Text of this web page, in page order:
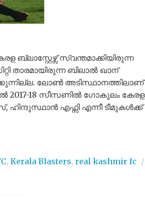
ബ്ലാസ്റ്റേഴ്സ് സ്വന്തമാക്കിയിരുന്ന
താരമായിരുന്ന ബിലാൽ ഖാന്
ലോൺ അടിസ്ഥാനത്തിലാണ്
2017-18 സീസണിൽ ഗോകുലം കേരള
ഹിന്ദുസ്ഥാൻ എഫ്സി എന്നീ ടീമുകൾക്ക്
, Kerala Blasters, real kashmir fc /